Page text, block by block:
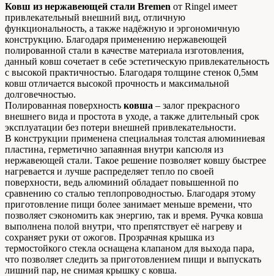
Ковш из нержавеющей стали Bremen от Ringel имеет
привлекательный внешний вид, отличную
функциональность, а также надёжную и эргономичную
конструкцию. Благодаря применению нержавеющей
полированной стали в качестве материала изготовления,
данный ковш сочетает в себе эстетическую привлекательность
с высокой практичностью. Благодаря толщине стенок 0,5мм
ковш отличается высокой прочность и максимальной
долговечностью.
Полированная поверхность ковша – залог прекрасного
внешнего вида и простота в уходе, а также длительный срок
эксплуатации без потери внешней привлекательности.
В конструкции применена специальная толстая алюминиевая
пластина, герметично запаянная внутри капсюля из
нержавеющей стали. Такое решение позволяет ковшу быстрее
нагревается и лучше распределяет тепло по своей
поверхности, ведь алюминий обладает повышенной по
сравнению со сталью теплопроводностью. Благодаря этому
приготовление пищи более занимает меньше времени, что
позволяет сэкономить как энергию, так и время. Ручка ковша
выполнена полой внутри, что препятствует её нагреву и
сохраняет руки от ожогов. Прозрачная крышка из
термостойкого стекла оснащена клапаном для выхода пара,
что позволяет следить за приготовлением пищи и выпускать
лишний пар, не снимая крышку с ковша.